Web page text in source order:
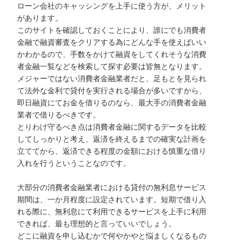
ローン会社のキャッシングを上手に使う方が、メリット
があります。
このサイトを確認しておくことにより、誰にでも消費者
金融で融資審査をクリアする為にどんな手を使えばいい
かわかるので、手数をかけて融資をしてくれそうな消費
者金融一覧などを検索して探す必要は皆無となります。
メジャーではない消費者金融業者だと、足もとを見られ
て法外な金利で貸付を実行される場合が多いですから、
即日融資にてお金を借りるのなら、最大手の消費者金融
業者で借りるべきです。
とりわけ守るべき点は消費者金融に関するデータを比較
してしっかりと考え、返済を終えるまでの確実な計画を
立ててから、返済できる程度の金額における慎重な借り
入れを行うということなのです。
大部分の消費者金融業者における貸付の無利息サービス
期間は、一か月程度に設定されています。短期で借り入
れる際に、無利息にて利用できるサービスを上手に利用
できれば、最も理想的と言っていいでしょう。
どこに融資を申し込むかで何やかやと悩ましくなるもの